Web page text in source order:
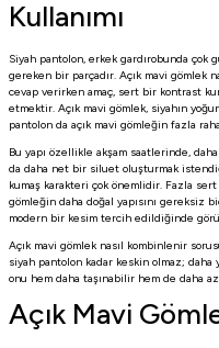
Kullanımı
Siyah pantolon, erkek gardırobunda çok
gereken bir parçadır. Açık mavi gömlek
cevap verirken amaç, sert bir kontrast
etmektir. Açık mavi gömlek, siyahın
pantolon da açık mavi gömleğin fazla
Bu yapı özellikle akşam saatlerinde,
da daha net bir siluet oluşturmak
kumaş karakteri çok önemlidir. Fazla
gömleğin daha doğal yapısını gereksiz
modern bir kesim tercih edildiğinde
Açık mavi gömlek nasıl kombinlenir
siyah pantolon kadar keskin olmaz;
onu hem daha taşınabilir hem de daha
Açık Mavi